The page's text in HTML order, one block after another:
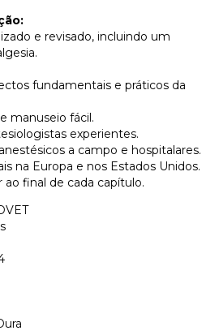
e revisado, incluindo um
fundamentais e práticos da
manuseio fácil.
experientes.
a campo e hospitalares.
na Europa e nos Estados Unidos.
final de cada capítulo.